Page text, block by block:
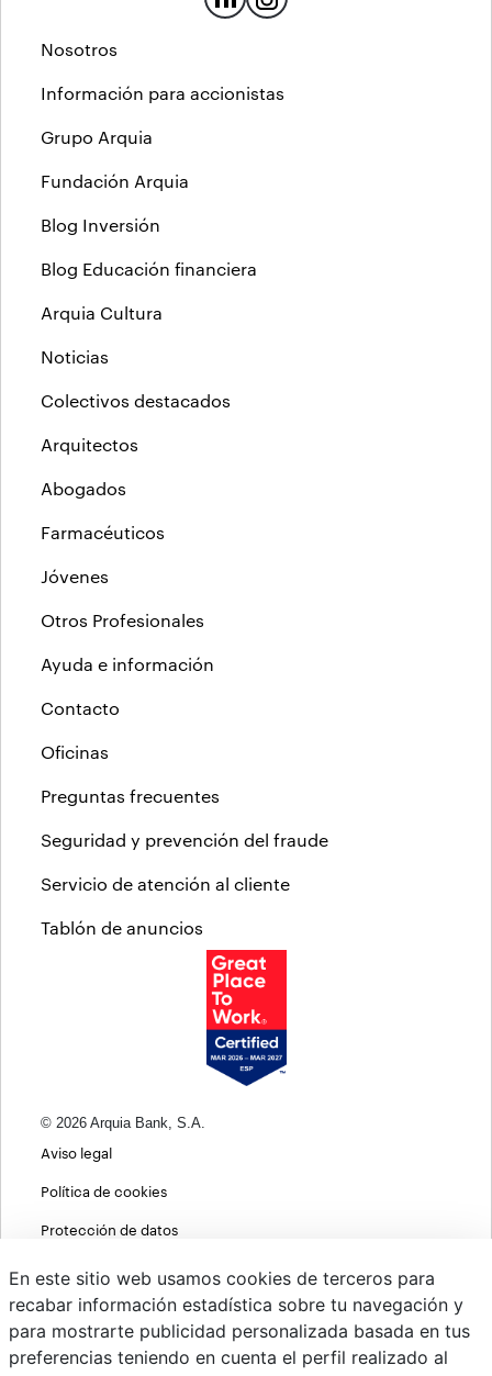
Nosotros
Información para accionistas
Grupo Arquia
Fundación Arquia
Blog Inversión
Blog Educación financiera
Arquia Cultura
Noticias
Colectivos destacados
Arquitectos
Abogados
Farmacéuticos
Jóvenes
Otros Profesionales
Ayuda e información
Contacto
Oficinas
Preguntas frecuentes
Seguridad y prevención del fraude
Servicio de atención al cliente
Tablón de anuncios
© 2026 Arquia Bank, S.A.
Aviso legal
Política de cookies
Protección de datos
MIFID
En este sitio web usamos cookies de terceros para
recabar información estadística sobre tu navegación y
para mostrarte publicidad personalizada basada en tus
preferencias teniendo en cuenta el perfil realizado al